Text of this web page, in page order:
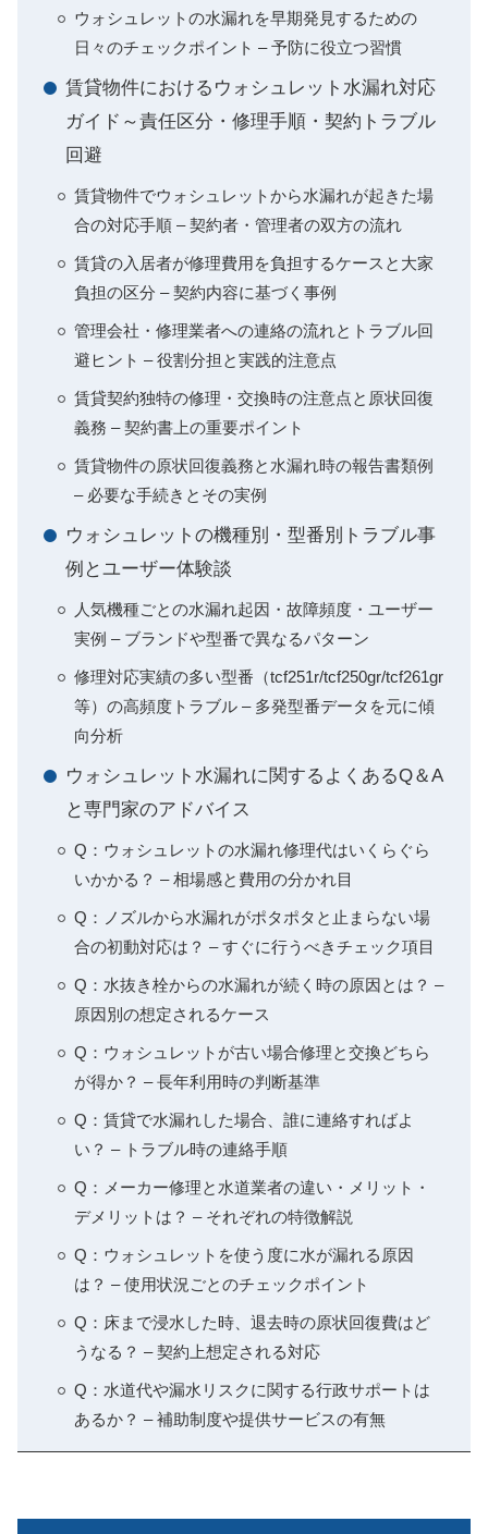
ウォシュレットの水漏れを早期発見するための
日々のチェックポイント – 予防に役立つ習慣
賃貸物件におけるウォシュレット水漏れ対応
ガイド～責任区分・修理手順・契約トラブル
回避
賃貸物件でウォシュレットから水漏れが起きた場
合の対応手順 – 契約者・管理者の双方の流れ
賃貸の入居者が修理費用を負担するケースと大家
負担の区分 – 契約内容に基づく事例
管理会社・修理業者への連絡の流れとトラブル回
避ヒント – 役割分担と実践的注意点
賃貸契約独特の修理・交換時の注意点と原状回復
義務 – 契約書上の重要ポイント
賃貸物件の原状回復義務と水漏れ時の報告書類例
– 必要な手続きとその実例
ウォシュレットの機種別・型番別トラブル事
例とユーザー体験談
人気機種ごとの水漏れ起因・故障頻度・ユーザー
実例 – ブランドや型番で異なるパターン
修理対応実績の多い型番（tcf251r/tcf250gr/tcf261gr
等）の高頻度トラブル – 多発型番データを元に傾
向分析
ウォシュレット水漏れに関するよくあるQ＆A
と専門家のアドバイス
Q：ウォシュレットの水漏れ修理代はいくらぐら
いかかる？ – 相場感と費用の分かれ目
Q：ノズルから水漏れがポタポタと止まらない場
合の初動対応は？ – すぐに行うべきチェック項目
Q：水抜き栓からの水漏れが続く時の原因とは？ –
原因別の想定されるケース
Q：ウォシュレットが古い場合修理と交換どちら
が得か？ – 長年利用時の判断基準
Q：賃貸で水漏れした場合、誰に連絡すればよ
い？ – トラブル時の連絡手順
Q：メーカー修理と水道業者の違い・メリット・
デメリットは？ – それぞれの特徴解説
Q：ウォシュレットを使う度に水が漏れる原因
は？ – 使用状況ごとのチェックポイント
Q：床まで浸水した時、退去時の原状回復費はど
うなる？ – 契約上想定される対応
Q：水道代や漏水リスクに関する行政サポートは
あるか？ – 補助制度や提供サービスの有無